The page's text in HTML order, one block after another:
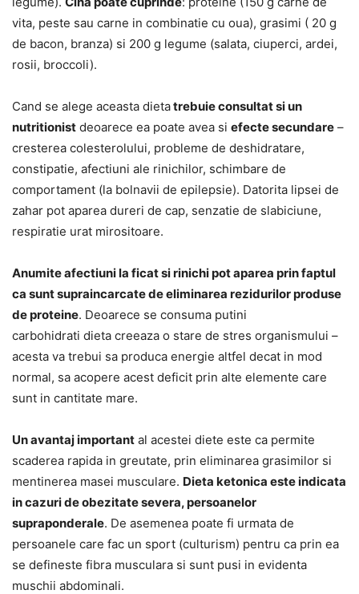
vita, peste sau carne in combinatie cu oua), grasimi ( 20 g
de bacon, branza) si 200 g legume (salata, ciuperci, ardei,
rosii, broccoli).
Cand se alege aceasta dietatrebuie consultat si un
nutritionist deoarece ea poate avea si efecte secundare –
cresterea colesterolului, probleme de deshidratare,
constipatie, afectiuni ale rinichilor, schimbare de
comportament (la bolnavii de epilepsie). Datorita lipsei de
zahar pot aparea dureri de cap, senzatie de slabiciune,
respiratie urat mirositoare.
Anumite afectiuni la ficat si rinichi pot aparea prin faptul
ca sunt supraincarcate de eliminarea rezidurilor produse
de proteine. Deoarece se consuma putini
carbohidrati dieta creeaza o stare de stres organismului –
acesta va trebui sa produca energie altfel decat in mod
normal, sa acopere acest deficit prin alte elemente care
sunt in cantitate mare.
Un avantaj important al acestei diete este ca permite
scaderea rapida in greutate, prin eliminarea grasimilor si
mentinerea masei musculare. Dieta ketonica este indicata
in cazuri de obezitate severa, persoanelor
supraponderale. De asemenea poate fi urmata de
persoanele care fac un sport (culturism) pentru ca prin ea
se defineste fibra musculara si sunt pusi in evidenta
muschii abdominali.